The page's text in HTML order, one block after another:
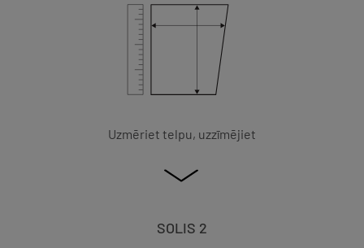
Uzmēriet telpu, uzzīmējiet
SOLIS 2